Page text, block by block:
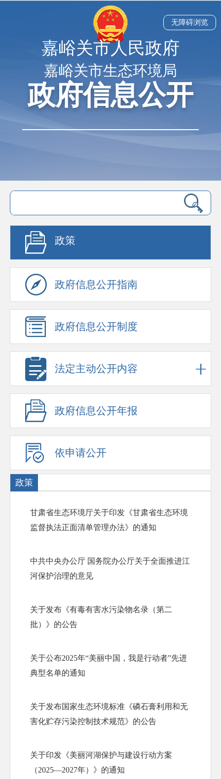
嘉峪关市人民政府
嘉峪关市生态环境局
政府信息公开
无障碍浏览
政策
政府信息公开指南
政府信息公开制度
法定主动公开内容
政府信息公开年报
依申请公开
政策
甘肃省生态环境厅关于印发《甘肃省生态环境
监督执法正面清单管理办法》的通知
中共中央办公厅 国务院办公厅关于全面推进江
河保护治理的意见
关于发布《有毒有害水污染物名录（第二
批）》的公告
关于公布2025年“美丽中国，我是行动者”先进
典型名单的通知
关于发布国家生态环境标准《磷石膏利用和无
害化贮存污染控制技术规范》的公告
关于印发《美丽河湖保护与建设行动方案
（2025—2027年）》的通知